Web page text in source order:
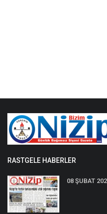
RASTGELE HABERLER
08 ŞUBAT